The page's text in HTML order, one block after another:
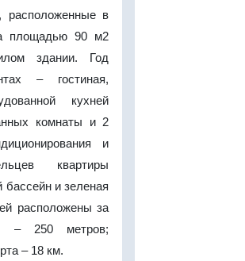
расположенные в
площадью 90 м2
здании. Год
– гостиная,
кухней
комнаты и 2
и
квартиры
и зеленая
расположены за
– 250 метров;
– 18 км.